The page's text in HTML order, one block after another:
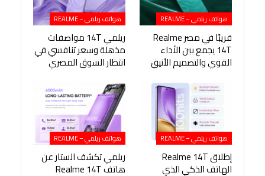
هواتف ريلمي – REALME
قريبًا في مصر Realme
14T يجمع بين الأداء
القوي والتصميم الأنيق
هواتف ريلمي – REALME
ريلمي 14T مواصفات
مذهلة وسعر تنافسي في
انتظار السوق المصري
هواتف ريلمي – REALME
إطلاق Realme 14T
الهاتف الذكي الذي
هواتف ريلمي – REALME
ريلمي تكشف الستار عن
هاتف Realme 14T